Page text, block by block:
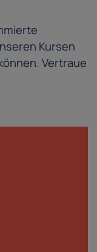
Kursen
Vertraue